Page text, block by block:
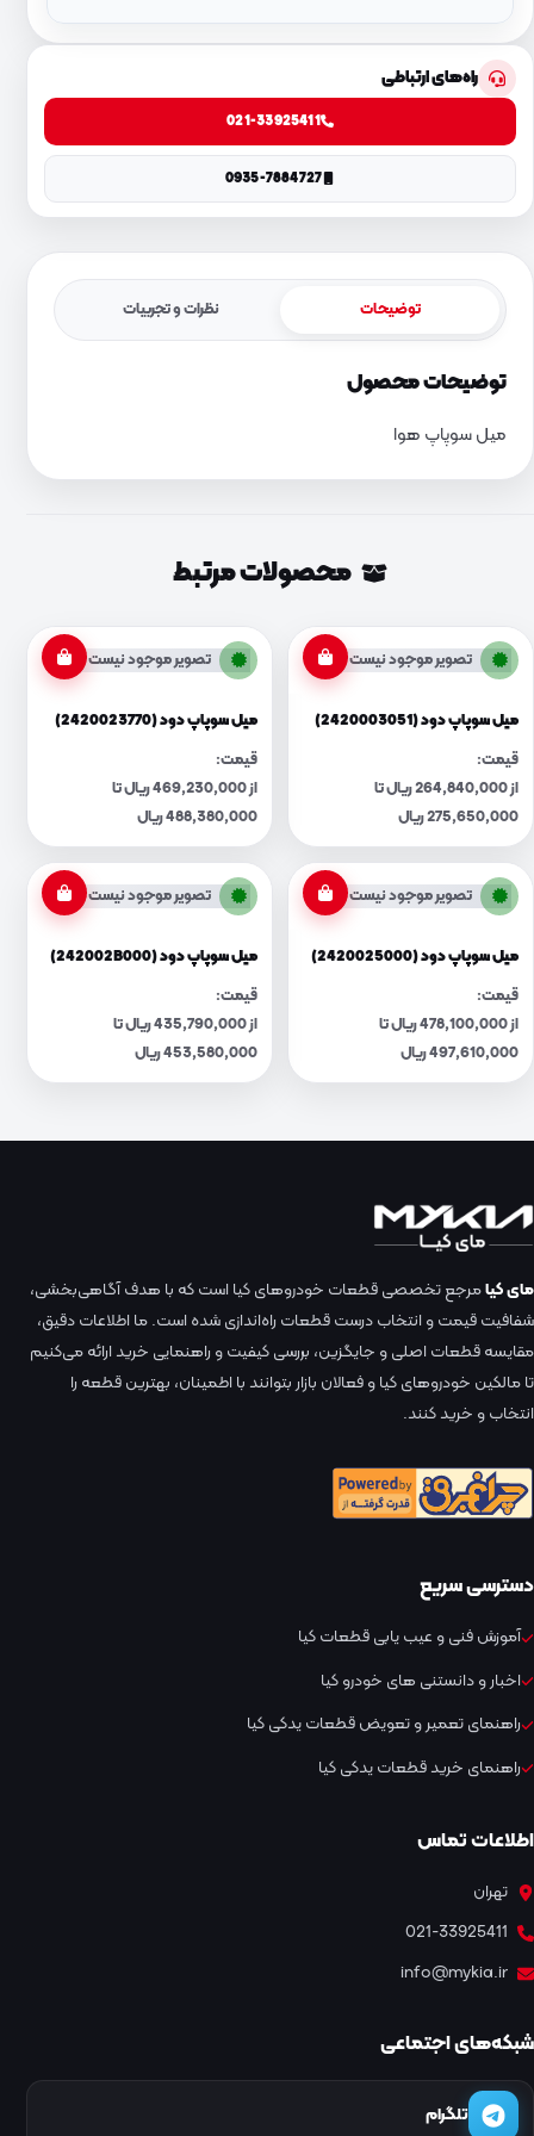
راه‌های ارتباطی
021-33925411
0935-7884727
توضیحات نظرات و تجربیات
توضیحات محصول
میل سوپاپ هوا
محصولات مرتبط
تصویر موجود نیست
میل سوپاپ دود (2420003051)
قیمت:
از 264,840,000 ریال تا
275,650,000 ریال
تصویر موجود نیست
میل سوپاپ دود (2420023770)
قیمت:
از 469,230,000 ریال تا
488,380,000 ریال
تصویر موجود نیست
میل سوپاپ دود (2420025000)
قیمت:
از 478,100,000 ریال تا
497,610,000 ریال
تصویر موجود نیست
میل سوپاپ دود (242002B000)
قیمت:
از 435,790,000 ریال تا
453,580,000 ریال
مای کیامرجع تخصصی قطعات خودروهای کیا است که با هدف آگاهی‌بخشی،
شفافیت قیمت و انتخاب درست قطعات راه‌اندازی شده است. ما اطلاعات دقیق،
مقایسه قطعات اصلی و جایگزین، بررسی کیفیت و راهنمایی خرید ارائه می‌کنیم
تا مالکین خودروهای کیا و فعالان بازار بتوانند با اطمینان، بهترین قطعه را
انتخاب و خرید کنند.
دسترسی سریع
آموزش فنی و عیب یابی قطعات کیا
اخبار و دانستنی های خودرو کیا
راهنمای تعمیر و تعویض قطعات یدکی کیا
راهنمای خرید قطعات یدکی کیا
اطلاعات تماس
تهران
021-33925411
info@mykia.ir
شبکه‌های اجتماعی
تلگرام